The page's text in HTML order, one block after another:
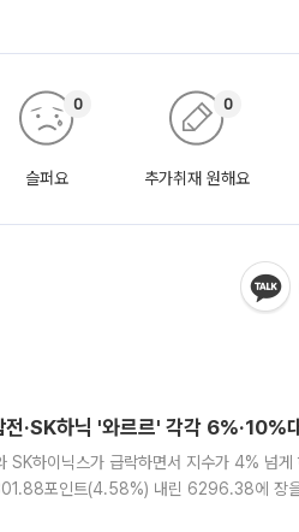
슬퍼요
0
추가취재 원해요
0
·SK하닉 '와르르' 각각 6%·10%
SK하이닉스가 급락하면서 지수가 4% 넘
포인트(4.58%) 내린 6296.38에 장